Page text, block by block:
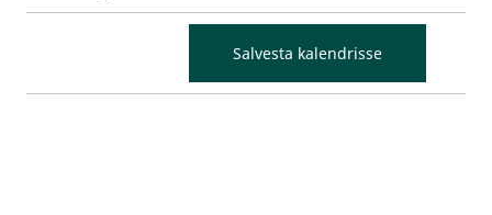
Salvesta kalendrisse